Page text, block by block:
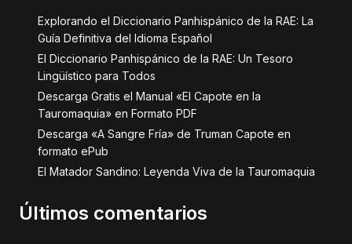
Explorando el Diccionario Panhispánico de la RAE: La
Guía Definitiva del Idioma Español
El Diccionario Panhispánico de la RAE: Un Tesoro
Lingüístico para Todos
Descarga Gratis el Manual «El Capote en la
Tauromaquia» en Formato PDF
Descarga «A Sangre Fría» de Truman Capote en
formato ePub
El Matador Sandino: Leyenda Viva de la Tauromaquia
Últimos comentarios